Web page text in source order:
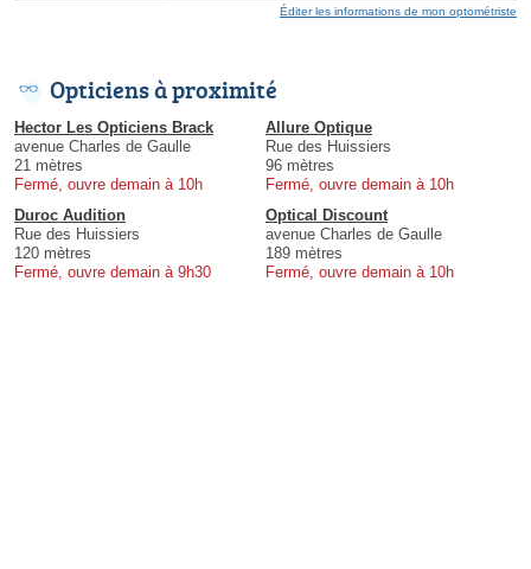
Éditer les informations de mon optométriste
Opticiens à proximité
Hector Les Opticiens Brack
avenue Charles de Gaulle
21 mètres
Fermé, ouvre demain à 10h
Allure Optique
Rue des Huissiers
96 mètres
Fermé, ouvre demain à 10h
Duroc Audition
Rue des Huissiers
120 mètres
Fermé, ouvre demain à 9h30
Optical Discount
avenue Charles de Gaulle
189 mètres
Fermé, ouvre demain à 10h